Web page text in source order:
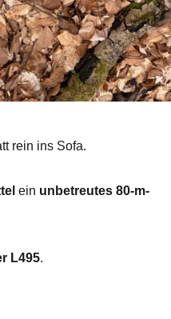
rein ins Sofa.
ein unbetreutes 80-m-
L495.